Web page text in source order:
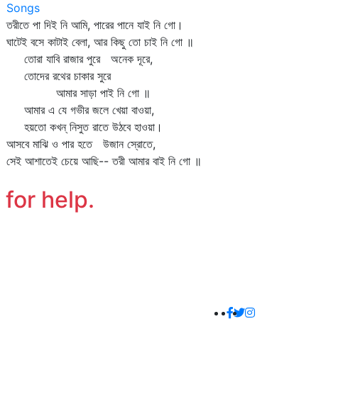
Songs
তরীতে পা দিই নি আমি, পারের পানে যাই নি গো।
ঘাটেই বসে কাটাই বেলা, আর কিছু তো চাই নি গো ॥
তোরা যাবি রাজার পুরে অনেক দূরে,
তোদের রথের চাকার সুরে
আমার সাড়া পাই নি গো ॥
আমার এ যে গভীর জলে খেয়া বাওয়া,
হয়তো কখন্‌ নিসুত রাতে উঠবে হাওয়া।
আসবে মাঝি ও পার হতে উজান স্রোতে,
সেই আশাতেই চেয়ে আছি-- তরী আমার বাই নি গো ॥
for help.